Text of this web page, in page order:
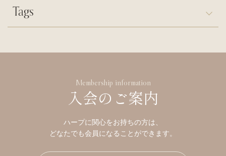
Tags
Membership information
入会のご案内
ハープに関心をお持ちの方は、
どなたでも会員になることができます。